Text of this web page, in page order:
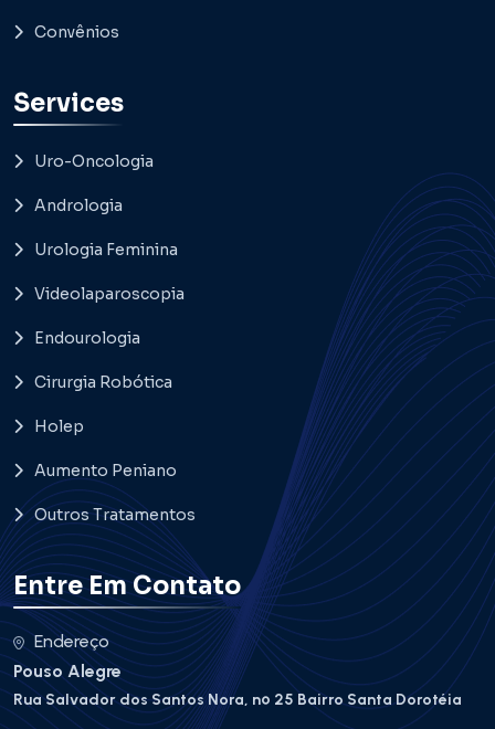
Convênios
Services
Uro-Oncologia
Andrologia
Urologia Feminina
Videolaparoscopia
Endourologia
Cirurgia Robótica
Holep
Aumento Peniano
Outros Tratamentos
Entre Em Contato
Endereço
Pouso Alegre
Rua Salvador dos Santos Nora, nº 25 Bairro Santa Dorotéia